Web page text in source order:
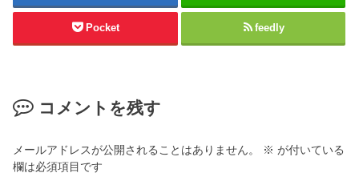
Pocket feedly
コメントを残す
メールアドレスが公開されることはありません。 ※ が付いている
欄は必須項目です